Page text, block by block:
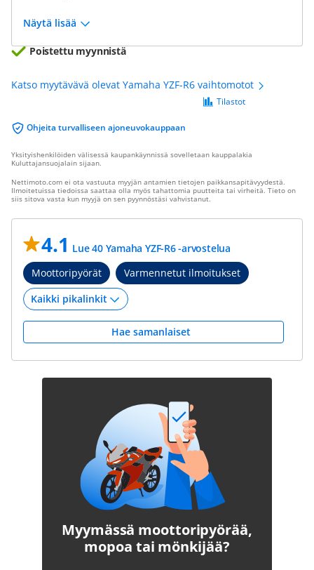
Näytä lisää
Poistettu myynnistä
Katso myytävävä olevat Yamaha YZF-R6 vaihtomotot
Ohjeita turvalliseen ajoneuvokauppaan
Tilastot
Yksityishenkilöiden välisessä kaupankäynnissä sovelletaan kauppalakia
Kuluttajansuojalain sijaan.
Nettimoto.com ei ota vastuuta myyjän antamien tietojen paikkansapitävyydestä.
Ilmoitetuissa tiedoissa saattaa olla myös tahattomia puutteita tai virheitä. Tieto on
siis sitova vasta kun myyjä on sen pyynnöstäsi vahvistanut.
4.1 Lue 40 Yamaha YZF-R6 -arvostelua
Moottoripyörät
Varmennetut ilmoitukset
Hae samanlaiset
Myymässä moottoripyörää,
mopoa tai mönkijää?